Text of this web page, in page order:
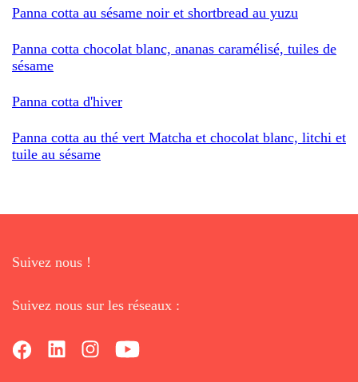
Panna cotta au sésame noir et shortbread au yuzu
Panna cotta chocolat blanc, ananas caramélisé, tuiles de
sésame
Panna cotta d'hiver
Panna cotta au thé vert Matcha et chocolat blanc, litchi et
tuile au sésame
Suivez nous !
Suivez nous sur les réseaux :